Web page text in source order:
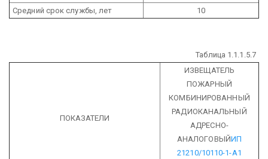
Средний срок службы, лет
10
Таблица 1.1.1.5.7
ПОКАЗАТЕЛИ
ИЗВЕЩАТЕЛЬ
ПОЖАРНЫЙ
КОМБИНИРОВАННЫЙ
РАДИОКАНАЛЬНЫЙ
АДРЕСНО-
АНАЛОГОВЫЙИП
21210/10110-1-А1